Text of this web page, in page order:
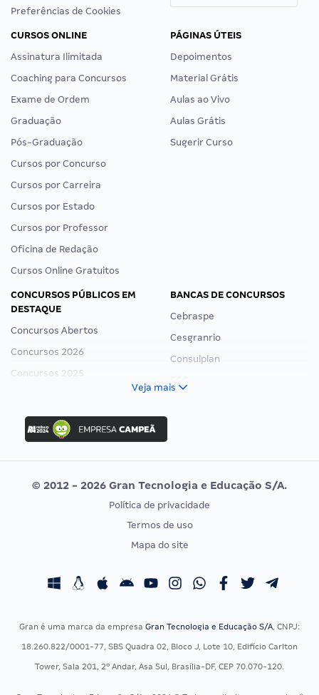
Preferências de Cookies
CURSOS ONLINE
Assinatura Ilimitada
Coaching para Concursos
Exame de Ordem
Graduação
Pós-Graduação
Cursos por Concurso
Cursos por Carreira
Cursos por Estado
Cursos por Professor
Oficina de Redação
Cursos Online Gratuitos
PÁGINAS ÚTEIS
Depoimentos
Material Grátis
Aulas ao Vivo
Aulas Grátis
Sugerir Curso
CONCURSOS PÚBLICOS EM
DESTAQUE
Concursos Abertos
Concursos 2026
Concursos 2025
Concurso Ibama
Concurso MPU
Editais publicados
BANCAS DE CONCURSOS
Cebraspe
Cesgranrio
Consulplan
Vunesp
CONCURSOS POR PROFISSÃO
Concursos Fiscais
EXAME DE ORDEM
Calendário OAB
Veja mais
© 2012 - 2026 Gran Tecnologia e Educação S/A.
Política de privacidade
Termos de uso
Mapa do site
Gran é uma marca da empresa Gran Tecnologia e Educação S/A, CNPJ:
18.260.822/0001-77, SBS Quadra 02, Bloco J, Lote 10, Edifício Carlton
Tower, Sala 201, 2º Andar, Asa Sul, Brasília-DF, CEP 70.070-120.